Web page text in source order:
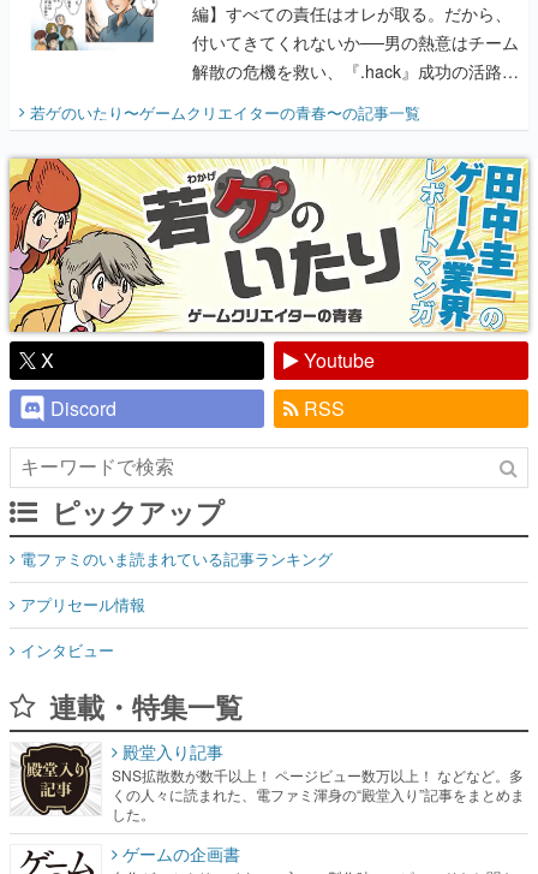
編】すべての責任はオレが取る。だから、
付いてきてくれないか──男の熱意はチーム
解散の危機を救い、『.hack』成功の活路を
開く。業界の快男児・松山 洋に流れる血は
『少年ジャンプ』色だった【若ゲのいた
り】
若ゲのいたり〜ゲームクリエイターの青春〜の記事一覧
X
Youtube
Discord
RSS
ピックアップ
電ファミのいま読まれている記事ランキング
アプリセール情報
インタビュー
連載・特集一覧
殿堂入り記事
SNS拡散数が数千以上！ ページビュー数万以上！ などなど。多
くの人々に読まれた、電ファミ渾身の“殿堂入り”記事をまとめま
した。
ゲームの企画書